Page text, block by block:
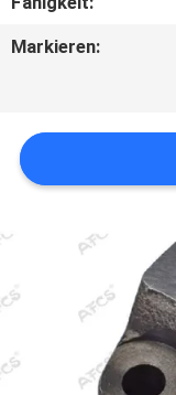
ANGEBOT
SITEMAP
Markieren: